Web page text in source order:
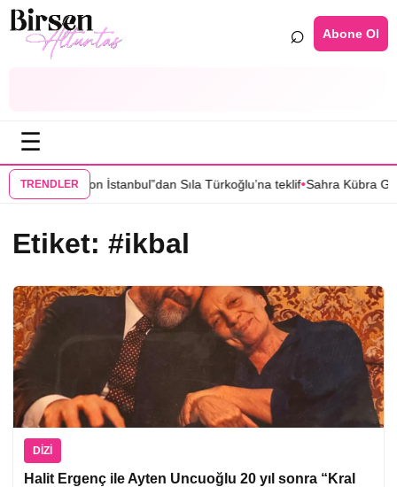
⌕ Abone Ol
☰
TRENDLER
“Grand Maison İstanbul”dan Sıla Türkoğlu’na teklif•Sahra Kübra
Etiket: #ikbal
DIZI
Halit Ergenç ile Ayten Uncuoğlu 20 yıl sonra “Kral